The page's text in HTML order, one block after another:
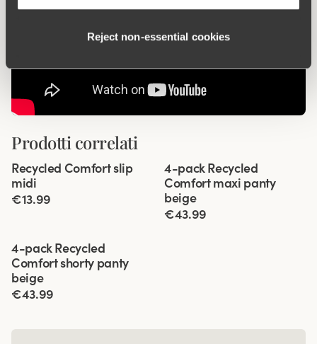
Reject non‑essential cookies
Prodotti correlati
4x3
Recycled Comfort slip
midi
€13.99
4-pack Recycled
Comfort maxi panty
beige
€43.99
4-pack Recycled
Comfort shorty panty
beige
€43.99